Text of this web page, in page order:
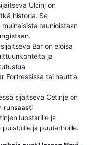
Ulcinj on
historia. Se
raunioistaan
Bar on eloisa
ja
Fortressissa tai nauttia
sijaitseva Cetinje on
runsaasti
luostarille ja
puistoille ja puutarhoille.